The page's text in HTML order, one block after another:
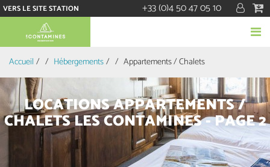
VERS LE SITE STATION +33 (0)4 50 47 05 10
Accueil / Hébergements/ Appartements / Chalets
LOCATIONS APPARTEMENTS /
CHALETS LES CONTAMINES - PAGE 2